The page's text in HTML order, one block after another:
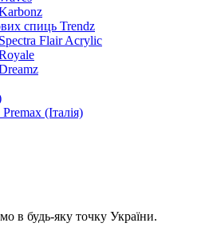
спиць Trendz
Flair Acrylic
(Італія)
в будь-яку точку України.